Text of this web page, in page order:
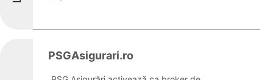
PSGAsigurari.ro